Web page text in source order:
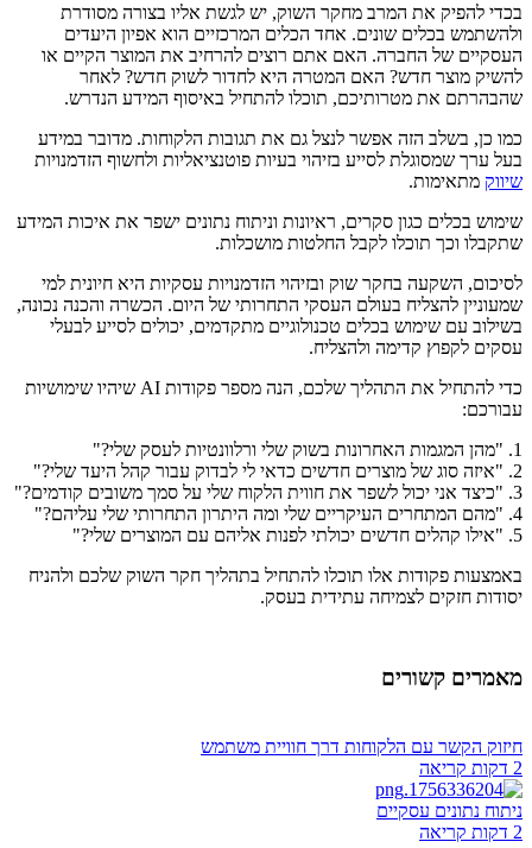
בכדי להפיק את המרב מחקר השוק, יש לגשת אליו בצורה מסודרת
ולהשתמש בכלים שונים. אחד הכלים המרכזיים הוא אפיון היעדים
העסקיים של החברה. האם אתם רוצים להרחיב את המוצר הקיים או
להשיק מוצר חדש? האם המטרה היא לחדור לשוק חדש? לאחר
שהבהרתם את מטרותיכם, תוכלו להתחיל באיסוף המידע הנדרש.
כמו כן, בשלב הזה אפשר לנצל גם את תגובות הלקוחות. מדובר במידע
בעל ערך שמסוגלת לסייע בזיהוי בעיות פוטנציאליות ולחשוף הזדמנויות
שיווק מתאימות.
שימוש בכלים כגון סקרים, ראיונות וניתוח נתונים ישפר את איכות המידע
שתקבלו וכך תוכלו לקבל החלטות מושכלות.
לסיכום, השקעה בחקר שוק ובזיהוי הזדמנויות עסקיות היא חיונית למי
שמעוניין להצליח בעולם העסקי התחרותי של היום. הכשרה והכנה נכונה,
בשילוב עם שימוש בכלים טכנולוגיים מתקדמים, יכולים לסייע לבעלי
עסקים לקפוץ קדימה ולהצליח.
כדי להתחיל את התהליך שלכם, הנה מספר פקודות AI שיהיו שימושיות
עבורכם:
1. "מהן המגמות האחרונות בשוק שלי ורלוונטיות לעסק שלי?"
2. "איזה סוג של מוצרים חדשים כדאי לי לבדוק עבור קהל היעד שלי?"
3. "כיצד אני יכול לשפר את חווית הלקוח שלי על סמך משובים קודמים?"
4. "מהם המתחרים העיקריים שלי ומה היתרון התחרותי שלי עליהם?"
5. "אילו קהלים חדשים יכולתי לפנות אליהם עם המוצרים שלי?"
באמצעות פקודות אלו תוכלו להתחיל בתהליך חקר השוק שלכם ולהניח
יסודות חזקים לצמיחה עתידית בעסק.
מאמרים קשורים
חיזוק הקשר עם הלקוחות דרך חוויית משתמש
2 דקות קריאה
ניתוח נתונים עסקיים
2 דקות קריאה